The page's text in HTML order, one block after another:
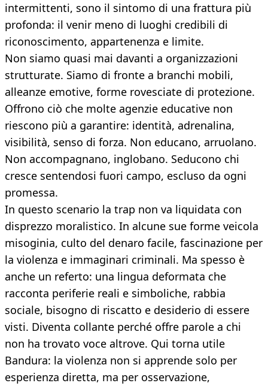
intermittenti, sono il sintomo di una frattura più
profonda: il venir meno di luoghi credibili di
riconoscimento, appartenenza e limite.
Non siamo quasi mai davanti a organizzazioni
strutturate. Siamo di fronte a branchi mobili,
alleanze emotive, forme rovesciate di protezione.
Offrono ciò che molte agenzie educative non
riescono più a garantire: identità, adrenalina,
visibilità, senso di forza. Non educano, arruolano.
Non accompagnano, inglobano. Seducono chi
cresce sentendosi fuori campo, escluso da ogni
promessa.
In questo scenario la trap non va liquidata con
disprezzo moralistico. In alcune sue forme veicola
misoginia, culto del denaro facile, fascinazione per
la violenza e immaginari criminali. Ma spesso è
anche un referto: una lingua deformata che
racconta periferie reali e simboliche, rabbia
sociale, bisogno di riscatto e desiderio di essere
visti. Diventa collante perché offre parole a chi
non ha trovato voce altrove. Qui torna utile
Bandura: la violenza non si apprende solo per
esperienza diretta, ma per osservazione,